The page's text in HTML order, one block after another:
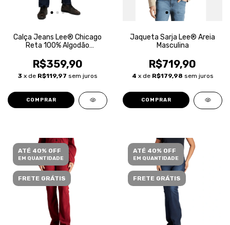
Calça Jeans Lee® Chicago
Reta 100% Algodão
R$359,90
3 x de R$119,97 sem juros
COMPRAR
Jaqueta Sarja Lee® Areia
Masculina
R$719,90
4 x de R$179,98 sem juros
COMPRAR
ATÉ 40% OFF
EM QUANTIDADE
FRETE GRÁTIS
ATÉ 40% OFF
EM QUANTIDADE
FRETE GRÁTIS